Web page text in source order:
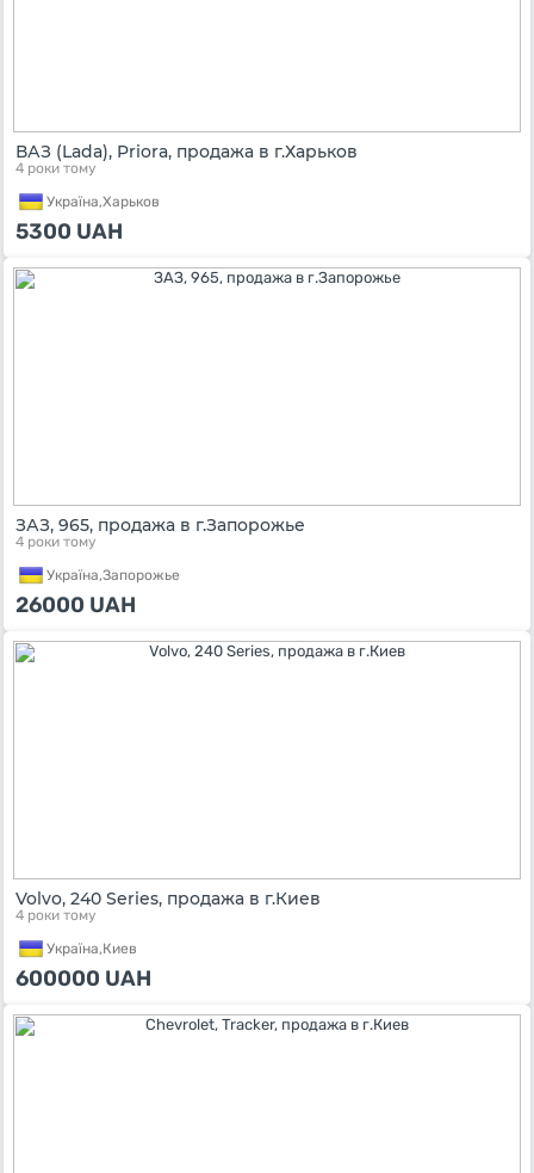
ВАЗ (Lada), Priora, продажа в г.Харьков
4 роки тому
Україна,Харьков
5300 UAH
ЗАЗ, 965, продажа в г.Запорожье
4 роки тому
Україна,Запорожье
26000 UAH
Volvo, 240 Series, продажа в г.Киев
4 роки тому
Україна,Киев
600000 UAH